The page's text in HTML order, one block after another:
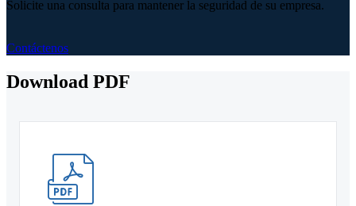
Solicite una consulta para mantener la seguridad de su empresa.
Contáctenos
Download PDF